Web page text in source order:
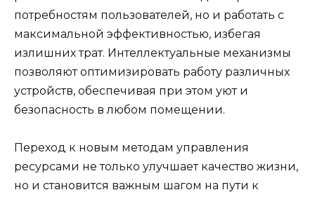
потребностям пользователей, но и работать с
максимальной эффективностью, избегая
излишних трат. Интеллектуальные механизмы
позволяют оптимизировать работу различных
устройств, обеспечивая при этом уют и
безопасность в любом помещении.
Переход к новым методам управления
ресурсами не только улучшает качество жизни,
но и становится важным шагом на пути к